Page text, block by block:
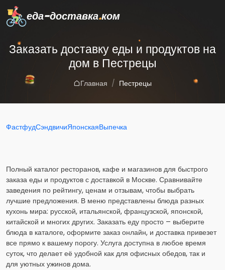
еда-доставка.ком
Заказать доставку еды и продуктов на
дом в Пестрецы
Главная Пестрецы
ФастфудСэндвичиЯпонскаяВыпечка
Полный каталог ресторанов, кафе и магазинов для быстрого
заказа еды и продуктов с доставкой в Москве. Сравнивайте
заведения по рейтингу, ценам и отзывам, чтобы выбрать
лучшие предложения. В меню представлены блюда разных
кухонь мира: русской, итальянской, французской, японской,
китайской и многих других. Заказать еду просто – выберите
блюда в каталоге, оформите заказ онлайн, и доставка привезет
все прямо к вашему порогу. Услуга доступна в любое время
суток, что делает её удобной как для офисных обедов, так и
для уютных ужинов дома.